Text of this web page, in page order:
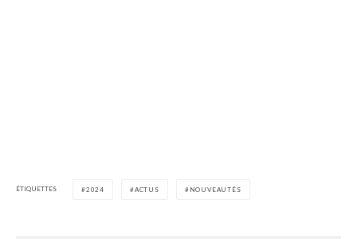
ÉTIQUETTES 2024 ACTUS NOUVEAUTÉS